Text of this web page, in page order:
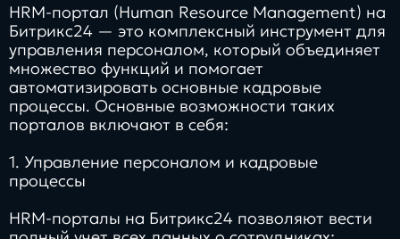
HRM-портал (Human Resource Management) на
Битрикс24 — это комплексный инструмент для
управления персоналом, который объединяет
множество функций и помогает
автоматизировать основные кадровые
процессы. Основные возможности таких
порталов включают в себя:
1. Управление персоналом и кадровые
процессы
HRM-порталы на Битрикс24 позволяют вести